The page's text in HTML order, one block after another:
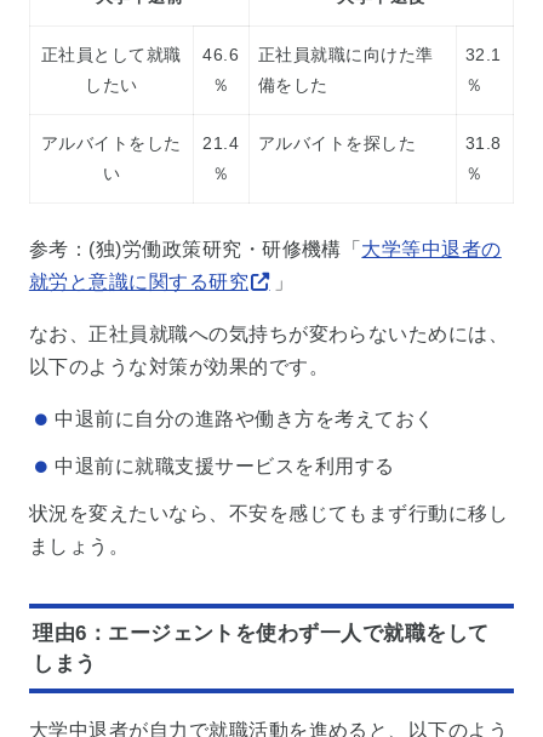
正社員として就職
したい
46.6
％
正社員就職に向けた準
備をした
32.1
％
アルバイトをした
い
21.4
％
アルバイトを探した
31.8
％
参考：(独)労働政策研究・研修機構「 大学等中退者の
就労と意識に関する研究
」
なお、正社員就職への気持ちが変わらないためには、
以下のような対策が効果的です。
中退前に自分の進路や働き方を考えておく
中退前に就職支援サービスを利用する
状況を変えたいなら、不安を感じてもまず行動に移し
ましょう。
理由6：エージェントを使わず一人で就職をして
しまう
大学中退者が自力で就職活動を進めると、以下のよう